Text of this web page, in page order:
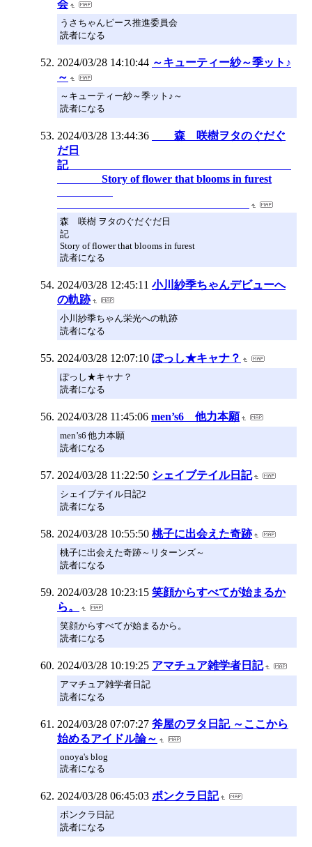
会
うさちゃんピース推進委員会
読者になる
2024/03/28 14:10:44 ～キューティー紗～季ット♪
～
～キューティー紗～季ット♪～
読者になる
2024/03/28 13:44:36
森 咲樹ヲタのぐだぐ
だ日
記
Story of flower that blooms in furest
森 咲樹 ヲタのぐだぐだ日
記
Story of flower that blooms in furest
読者になる
2024/03/28 12:45:11 小川紗季ちゃんデビューへ
の軌跡
小川紗季ちゃん栄光への軌跡
読者になる
2024/03/28 12:07:10 ぽっし★キャナ？
ぽっし★キャナ？
読者になる
2024/03/28 11:45:06 men’s6 他力本願
men’s6 他力本願
読者になる
2024/03/28 11:22:50 シェイブテイル日記
シェイブテイル日記2
読者になる
2024/03/28 10:55:50 桃子に出会えた奇跡
桃子に出会えた奇跡～リターンズ～
読者になる
2024/03/28 10:23:15 笑顔からすべてが始まるか
ら。
笑顔からすべてが始まるから。
読者になる
2024/03/28 10:19:25 アマチュア雑学者日記
アマチュア雑学者日記
読者になる
2024/03/28 07:07:27 斧屋のヲタ日記 ～ここから
始めるアイドル論～
onoya's blog
読者になる
2024/03/28 06:45:03 ボンクラ日記
ボンクラ日記
読者になる